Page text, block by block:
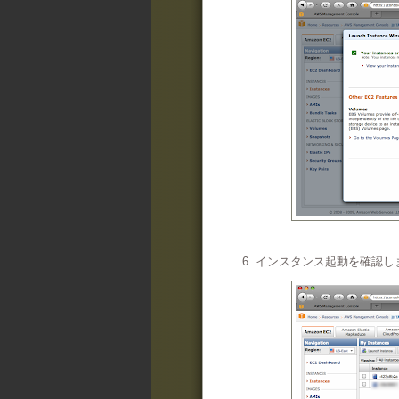
6. インスタンス起動を確認し